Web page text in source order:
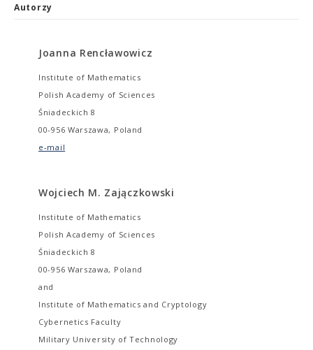
Autorzy
Joanna Rencławowicz
Institute of Mathematics
Polish Academy of Sciences
Śniadeckich 8
00-956 Warszawa, Poland
e-mail
Wojciech M. Zajączkowski
Institute of Mathematics
Polish Academy of Sciences
Śniadeckich 8
00-956 Warszawa, Poland
and
Institute of Mathematics and Cryptology
Cybernetics Faculty
Military University of Technology